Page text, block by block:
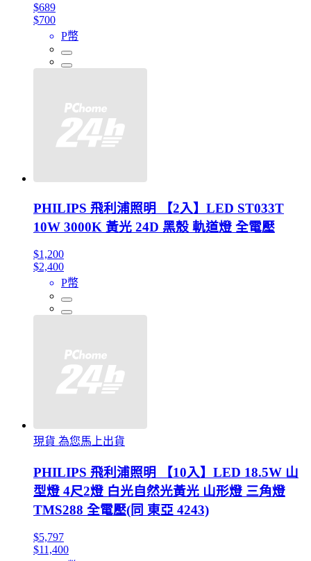
$689
$700
P幣
PHILIPS 飛利浦照明 【2入】LED ST033T
10W 3000K 黃光 24D 黑殼 軌道燈 全電壓
$1,200
$2,400
P幣
現貨 為您馬上出貨
PHILIPS 飛利浦照明 【10入】LED 18.5W 山
型燈 4尺2燈 白光自然光黃光 山形燈 三角燈
TMS288 全電壓(同 東亞 4243)
$5,797
$11,400